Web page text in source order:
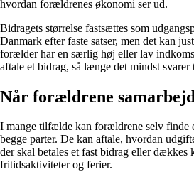
hvordan forældrenes økonomi ser ud.
Bidragets størrelse fastsættes som
Danmark efter faste satser, men det kan
forælder har en særlig høj eller lav
aftale et bidrag, så længe det mindst
Når forældrene
I mange tilfælde kan forældrene selv finde
begge parter. De kan aftale, hvordan
der skal betales et fast bidrag eller dækkes
fritidsaktiviteter og ferier.